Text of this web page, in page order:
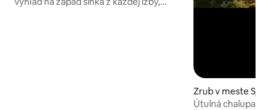
Zrub v meste
Útulná chalupa v